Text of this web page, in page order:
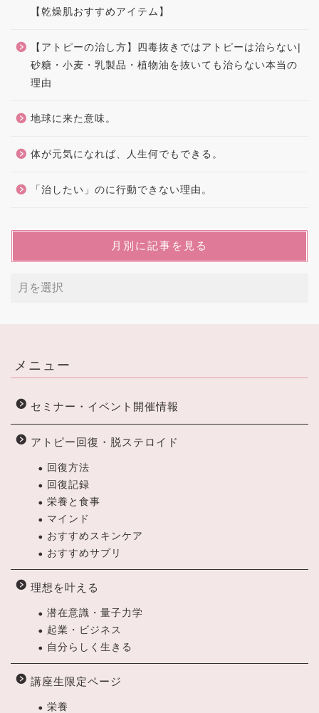
【乾燥肌おすすめアイテム】
【アトピーの治し方】四毒抜きではアトピーは治らない|
砂糖・小麦・乳製品・植物油を抜いても治らない本当の
理由
地球に来た意味。
体が元気になれば、人生何でもできる。
「治したい」のに行動できない理由。
月別に記事を見る
メニュー
セミナー・イベント開催情報
アトピー回復・脱ステロイド
回復方法
回復記録
栄養と食事
マインド
おすすめスキンケア
おすすめサプリ
理想を叶える
潜在意識・量子力学
起業・ビジネス
自分らしく生きる
講座生限定ページ
栄養